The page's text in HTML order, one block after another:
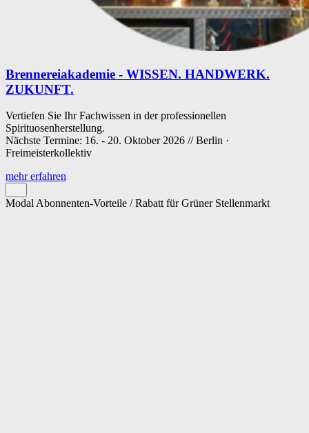
Brennereiakademie - WISSEN. HANDWERK.
ZUKUNFT.
Vertiefen Sie Ihr Fachwissen in der professionellen
Spirituosenherstellung.
Nächste Termine: 16. - 20. Oktober 2026 // Berlin ·
Freimeisterkollektiv
mehr erfahren
Modal Abonnenten-Vorteile / Rabatt für Grüner Stellenmarkt